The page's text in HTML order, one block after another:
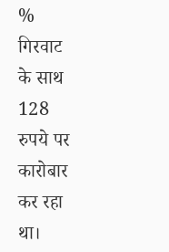
%
गिरवाट
के साथ
128
रुपये पर
कारोबार
कर रहा
था।